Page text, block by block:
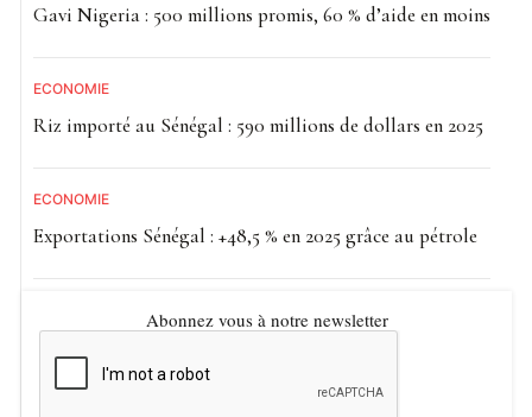
Gavi Nigeria : 500 millions promis, 60 % d’aide en moins
ECONOMIE
Riz importé au Sénégal : 590 millions de dollars en 2025
ECONOMIE
Exportations Sénégal : +48,5 % en 2025 grâce au pétrole
Abonnez vous à notre newsletter